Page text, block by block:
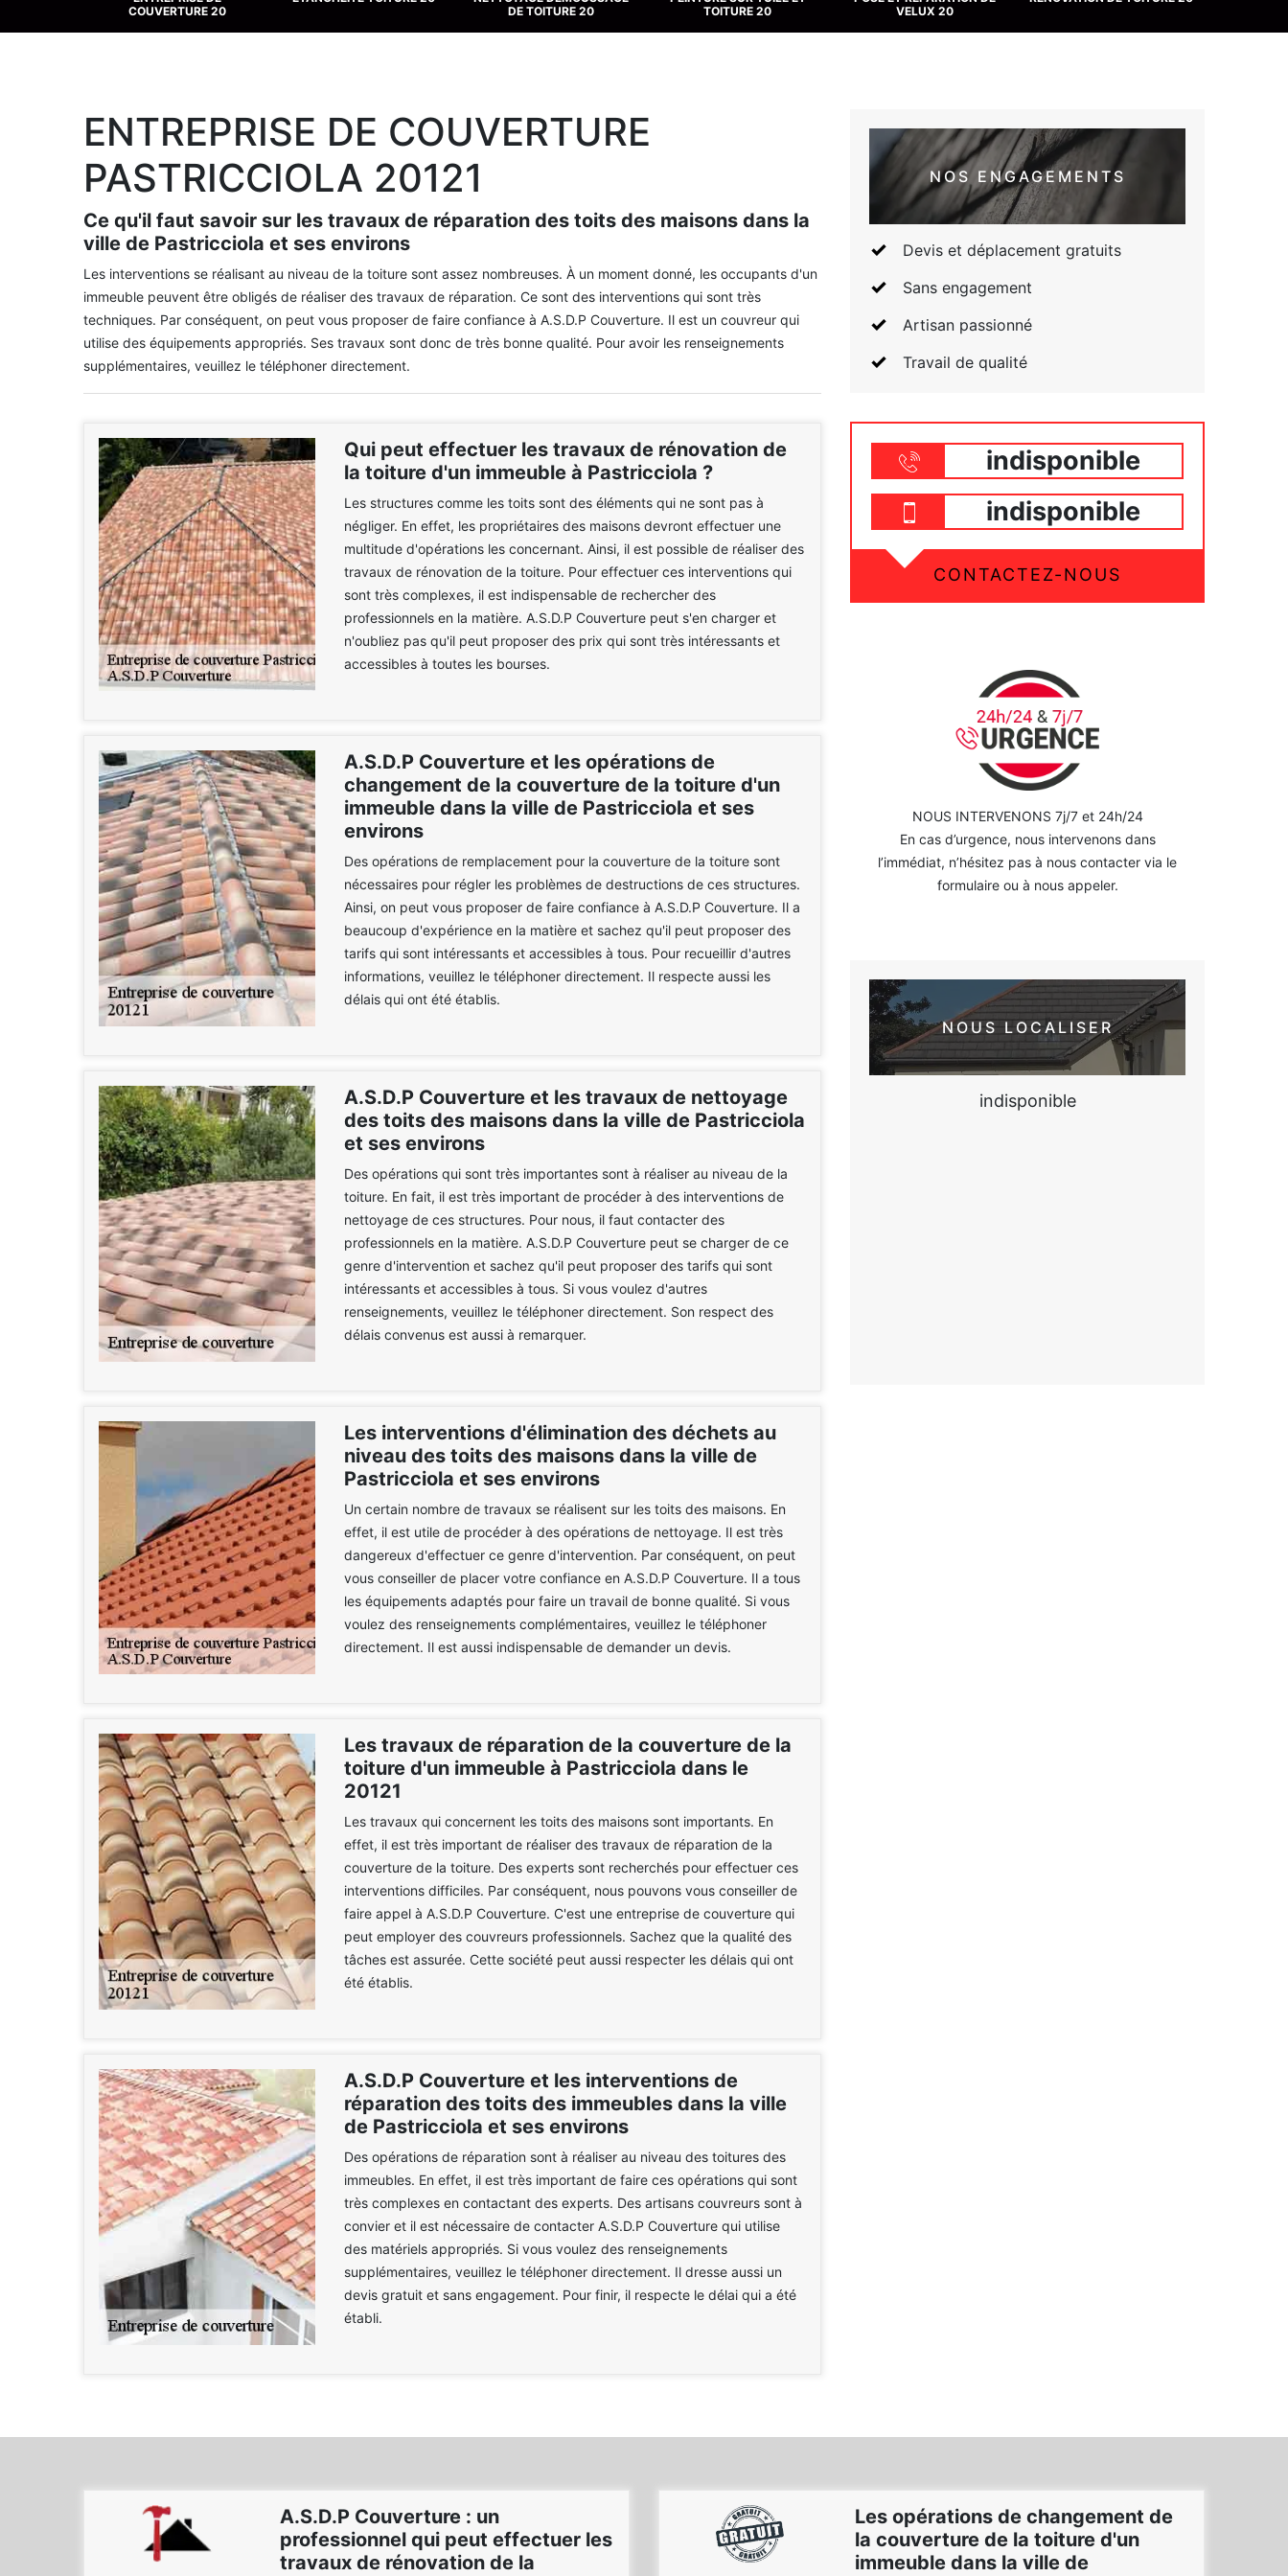
TOITURE 20
VELUX 20
ENTREPRISE DE COUVERTURE
PASTRICCIOLA 20121
Ce qu'il faut savoir sur les travaux de réparation des toits des maisons dans la
ville de Pastricciola et ses environs
Les interventions se réalisant au niveau de la toiture sont assez nombreuses. À un moment donné, les occupants d'un
immeuble peuvent être obligés de réaliser des travaux de réparation. Ce sont des interventions qui sont très
techniques. Par conséquent, on peut vous proposer de faire confiance à A.S.D.P Couverture. Il est un couvreur qui
utilise des équipements appropriés. Ses travaux sont donc de très bonne qualité. Pour avoir les renseignements
supplémentaires, veuillez le téléphoner directement.
Qui peut effectuer les travaux de rénovation de
la toiture d'un immeuble à Pastricciola ?
Les structures comme les toits sont des éléments qui ne sont pas à
négliger. En effet, les propriétaires des maisons devront effectuer une
multitude d'opérations les concernant. Ainsi, il est possible de réaliser des
travaux de rénovation de la toiture. Pour effectuer ces interventions qui
sont très complexes, il est indispensable de rechercher des
professionnels en la matière. A.S.D.P Couverture peut s'en charger et
n'oubliez pas qu'il peut proposer des prix qui sont très intéressants et
accessibles à toutes les bourses.
A.S.D.P Couverture et les opérations de
changement de la couverture de la toiture d'un
immeuble dans la ville de Pastricciola et ses
environs
Des opérations de remplacement pour la couverture de la toiture sont
nécessaires pour régler les problèmes de destructions de ces structures.
Ainsi, on peut vous proposer de faire confiance à A.S.D.P Couverture. Il a
beaucoup d'expérience en la matière et sachez qu'il peut proposer des
tarifs qui sont intéressants et accessibles à tous. Pour recueillir d'autres
informations, veuillez le téléphoner directement. Il respecte aussi les
délais qui ont été établis.
A.S.D.P Couverture et les travaux de nettoyage
des toits des maisons dans la ville de Pastricciola
et ses environs
Des opérations qui sont très importantes sont à réaliser au niveau de la
toiture. En fait, il est très important de procéder à des interventions de
nettoyage de ces structures. Pour nous, il faut contacter des
professionnels en la matière. A.S.D.P Couverture peut se charger de ce
genre d'intervention et sachez qu'il peut proposer des tarifs qui sont
intéressants et accessibles à tous. Si vous voulez d'autres
renseignements, veuillez le téléphoner directement. Son respect des
délais convenus est aussi à remarquer.
Les interventions d'élimination des déchets au
niveau des toits des maisons dans la ville de
Pastricciola et ses environs
Un certain nombre de travaux se réalisent sur les toits des maisons. En
effet, il est utile de procéder à des opérations de nettoyage. Il est très
dangereux d'effectuer ce genre d'intervention. Par conséquent, on peut
vous conseiller de placer votre confiance en A.S.D.P Couverture. Il a tous
les équipements adaptés pour faire un travail de bonne qualité. Si vous
voulez des renseignements complémentaires, veuillez le téléphoner
directement. Il est aussi indispensable de demander un devis.
Les travaux de réparation de la couverture de la
toiture d'un immeuble à Pastricciola dans le
20121
Les travaux qui concernent les toits des maisons sont importants. En
effet, il est très important de réaliser des travaux de réparation de la
couverture de la toiture. Des experts sont recherchés pour effectuer ces
interventions difficiles. Par conséquent, nous pouvons vous conseiller de
faire appel à A.S.D.P Couverture. C'est une entreprise de couverture qui
peut employer des couvreurs professionnels. Sachez que la qualité des
tâches est assurée. Cette société peut aussi respecter les délais qui ont
été établis.
A.S.D.P Couverture et les interventions de
réparation des toits des immeubles dans la ville
de Pastricciola et ses environs
Des opérations de réparation sont à réaliser au niveau des toitures des
immeubles. En effet, il est très important de faire ces opérations qui sont
très complexes en contactant des experts. Des artisans couvreurs sont à
convier et il est nécessaire de contacter A.S.D.P Couverture qui utilise
des matériels appropriés. Si vous voulez des renseignements
supplémentaires, veuillez le téléphoner directement. Il dresse aussi un
devis gratuit et sans engagement. Pour finir, il respecte le délai qui a été
établi.
NOS ENGAGEMENTS
Devis et déplacement gratuits
Sans engagement
Artisan passionné
Travail de qualité
indisponible
indisponible
CONTACTEZ-NOUS
NOUS INTERVENONS 7j/7 et 24h/24
En cas d’urgence, nous intervenons dans
l’immédiat, n’hésitez pas à nous contacter via le
formulaire ou à nous appeler.
NOUS LOCALISER
indisponible
A.S.D.P Couverture : un
professionnel qui peut effectuer les
travaux de rénovation de la
Les opérations de changement de
la couverture de la toiture d'un
immeuble dans la ville de